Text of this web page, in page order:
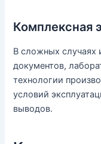
Комплексная
В сложных случаях
документов,
технологии
условий
выводов.